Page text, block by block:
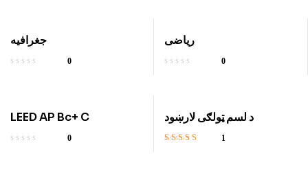
جغرافیه
0
ریاضی
0
LEED AP Bc+ C
0
د لسم ټولګی لارښود
1